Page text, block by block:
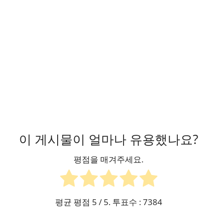
이 게시물이 얼마나 유용했나요?
평점을 매겨주세요.
평균 평점 5 / 5. 투표수 :7384